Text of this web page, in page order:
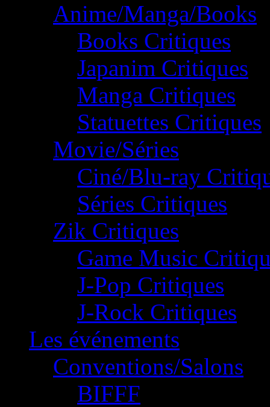
Anime/Manga/Books
Books Critiques
Japanim Critiques
Manga Critiques
Statuettes Critiques
Movie/Séries
Ciné/Blu-ray
Séries Critiques
Zik Critiques
Game Music
J-Pop Critiques
J-Rock Critiques
Les événements
Conventions/Salons
BIFFF